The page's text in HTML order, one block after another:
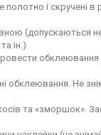
і скручені
(допускаються
ін.)
обклеювання. Не
та «зморшок».